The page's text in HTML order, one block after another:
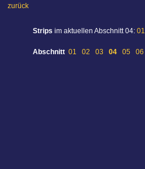
zurück
Strips im aktuellen Abschnitt 04: 01
Abschnitt 01 02 03 04 05 06